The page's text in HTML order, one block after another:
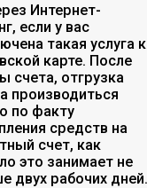
Интернет-
если у вас
такая услуга к
карте. После
счета, отгрузка
производиться
по факту
средств на
счет, как
это занимает не
двух рабочих дней.